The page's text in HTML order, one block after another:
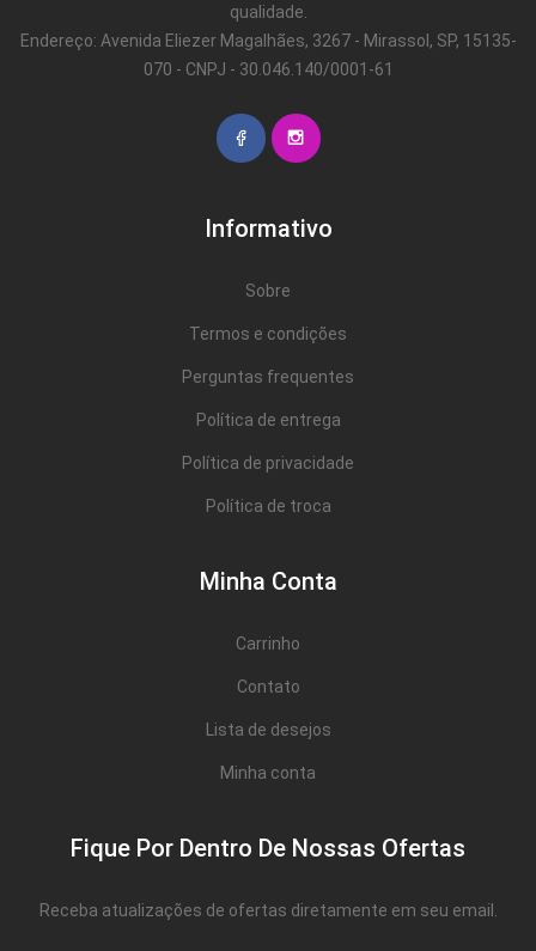
qualidade.
Endereço: Avenida Eliezer Magalhães, 3267 - Mirassol, SP, 15135-
070 - CNPJ - 30.046.140/0001-61
Informativo
Sobre
Termos e condições
Perguntas frequentes
Política de entrega
Política de privacidade
Política de troca
Minha Conta
Carrinho
Contato
Lista de desejos
Minha conta
Fique Por Dentro De Nossas Ofertas
Receba atualizações de ofertas diretamente em seu email.